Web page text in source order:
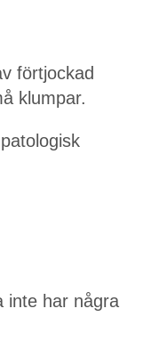
förtjockad
klumpar.
inte har några